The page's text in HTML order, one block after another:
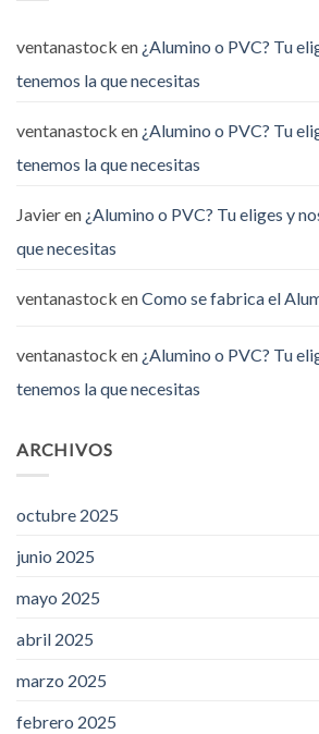
ventanastock en ¿Alumino o PVC? Tu
tenemos la que necesitas
ventanastock en ¿Alumino o PVC? Tu
tenemos la que necesitas
Javieren ¿Alumino o PVC? Tu eliges y
que necesitas
ventanastock enComo se fabrica el
ventanastock en ¿Alumino o PVC? Tu
tenemos la que necesitas
ARCHIVOS
octubre 2025
junio 2025
mayo 2025
abril 2025
marzo 2025
febrero 2025